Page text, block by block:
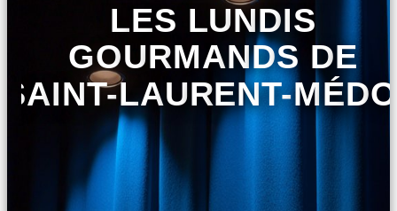
LES LUNDIS
GOURMANDS DE
SAINT-LAURENT-